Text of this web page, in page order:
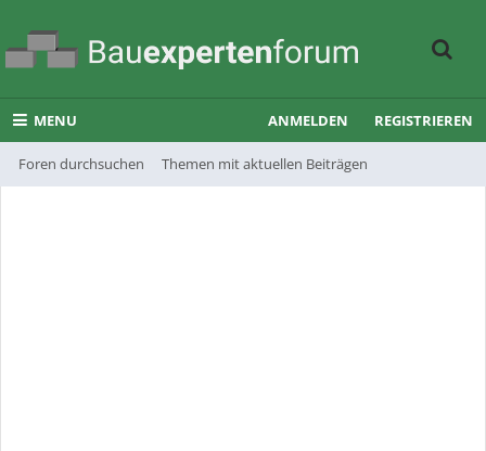
MENU
Foren durchsuchen Themen mit aktuellen Beiträgen
ANMELDEN REGISTRIEREN